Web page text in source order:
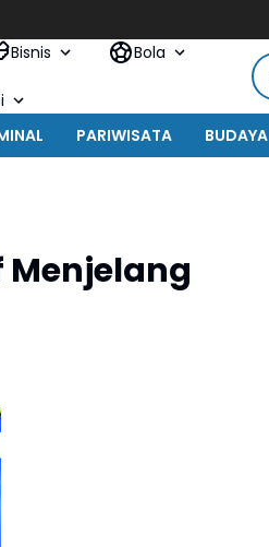
Bisnis Bola
PARIWISATA BUDAYA
Menjelang